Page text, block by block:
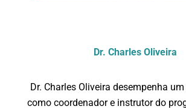
Dr. Charles Oliveira
Dr. Charles Oliveira desempenha
como coordenador e instrutor do